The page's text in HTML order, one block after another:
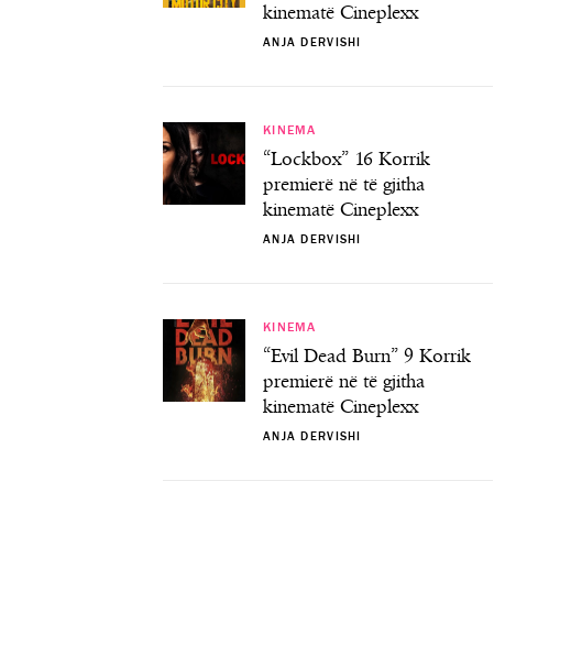
kinematë Cineplexx
ANJA DERVISHI
KINEMA
“Lockbox” 16 Korrik
premierë në të gjitha
kinematë Cineplexx
ANJA DERVISHI
KINEMA
“Evil Dead Burn” 9 Korrik
premierë në të gjitha
kinematë Cineplexx
ANJA DERVISHI